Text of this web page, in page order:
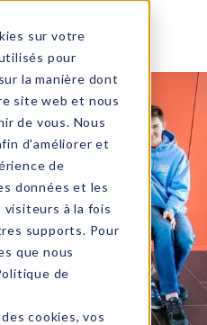
sur votre
pour
la manière dont
site web et nous
de vous. Nous
d'améliorer et
de
données et les
à la fois
supports. Pour
que nous
de
cookies, vos